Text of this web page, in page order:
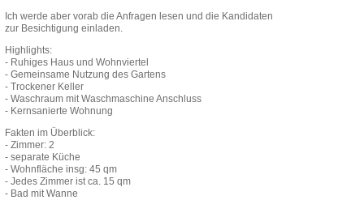
Ich werde aber vorab die Anfragen lesen und die Kandidaten
zur Besichtigung einladen.
Highlights:
- Ruhiges Haus und Wohnviertel
- Gemeinsame Nutzung des Gartens
- Trockener Keller
- Waschraum mit Waschmaschine Anschluss
- Kernsanierte Wohnung
Fakten im Überblick:
- Zimmer: 2
- separate Küche
- Wohnfläche insg: 45 qm
- Jedes Zimmer ist ca. 15 qm
- Bad mit Wanne